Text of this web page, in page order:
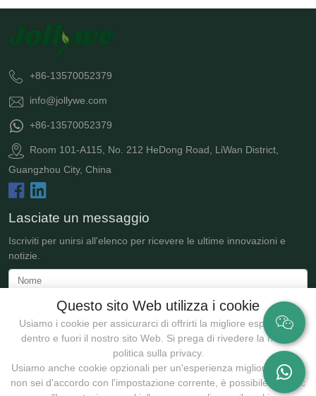
Questo sito Web utilizza i cookie
Usiamo i cookie per assicurarci di offrirti la migliore esperienza
dentro e fuori il nostro sito Web. Si prega di rivedere la nostra
politica sulla privacy.
Usiamo anche cookie opzionali per un'esperienza migliore con:Se
non sei d'accordo con l'impostazione corrente, è possibile fare clic
+86-13570052379
info@jollywe.com
+86-13570052379
Room 101-A115, No. 212 HeDong Road, LiWan District,
Guangzhou City, China
Lasciate un messaggio
Iscriviti per unirsi all'elenco per ricevere le ultime innovazioni e
notizie.